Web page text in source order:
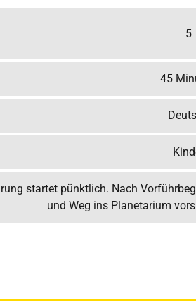
5
45
startet pünktlich. Nach
und Weg ins Planetarium